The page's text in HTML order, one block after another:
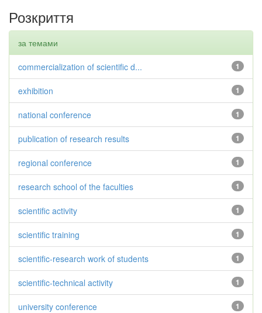
Розкриття
за темами
1
commercialization of scientific d...
1
exhibition
1
national conference
1
publication of research results
1
regional conference
1
research school of the faculties
1
scientific activity
1
scientific training
1
scientific-research work of students
1
scientific-technical activity
1
university conference